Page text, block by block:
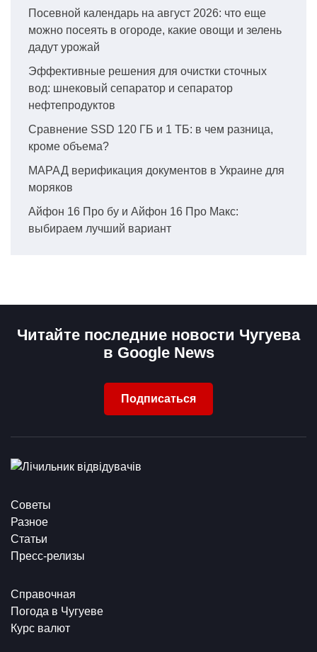
Посевной календарь на август 2026: что еще
можно посеять в огороде, какие овощи и зелень
дадут урожай
Эффективные решения для очистки сточных
вод: шнековый сепаратор и сепаратор
нефтепродуктов
Сравнение SSD 120 ГБ и 1 ТБ: в чем разница,
кроме объема?
МАРАД верификация документов в Украине для
моряков
Айфон 16 Про бу и Айфон 16 Про Макс:
выбираем лучший вариант
Читайте последние новости Чугуева
в Google News
Подписаться
Советы
Разное
Статьи
Пресс-релизы
Справочная
Погода в Чугуеве
Курс валют